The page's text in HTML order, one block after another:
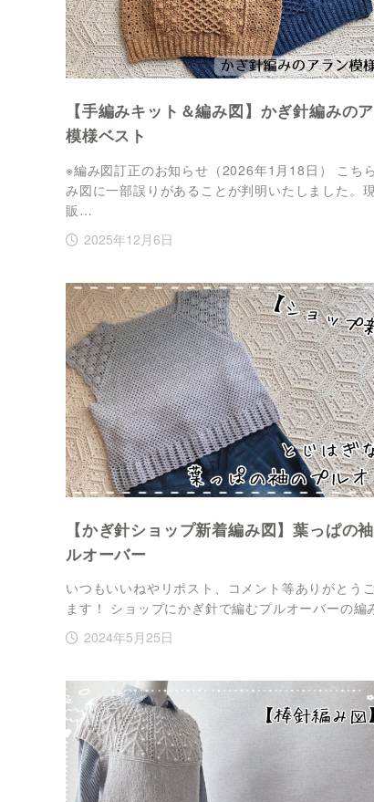
【手編みキット＆編み図】かぎ針編みの
模様ベスト
※編み図訂正のお知らせ（2026年1月18日） こち
み図に一部誤りがあることが判明いたしました。
販…
2025年12月6日
【かぎ針ショップ新着編み図】葉っぱの
ルオーバー
いつもいいねやリポスト、コメント等ありがとう
ます！ ショップにかぎ針で編むプルオーバーの
2024年5月25日